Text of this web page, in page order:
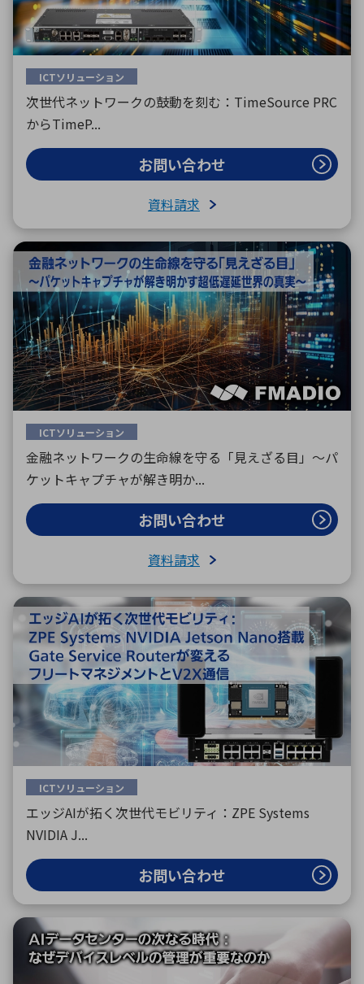
ICTソリューション
次世代ネットワークの鼓動を刻む：TimeSource PRC
からTimeP...
お問い合わせ
資料請求
ICTソリューション
金融ネットワークの生命線を守る「見えざる目」～パ
ケットキャプチャが解き明か...
お問い合わせ
資料請求
ICTソリューション
エッジAIが拓く次世代モビリティ：ZPE Systems
NVIDIA J...
お問い合わせ